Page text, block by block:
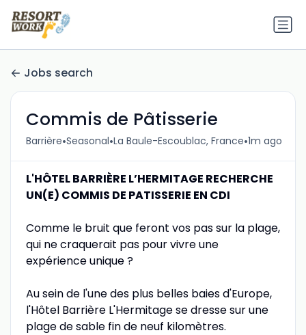
Jobs search
Commis de Pâtisserie
Barrière•Seasonal•La Baule-Escoublac, France•1m ago
L'HÔTEL BARRIÈRE L’HERMITAGE RECHERCHE
UN(E) COMMIS DE PATISSERIE EN CDI
Comme le bruit que feront vos pas sur la plage,
qui ne craquerait pas pour vivre une
expérience unique ?
Au sein de l'une des plus belles baies d'Europe,
l'Hôtel Barrière L'Hermitage se dresse sur une
plage de sable fin de neuf kilomètres.